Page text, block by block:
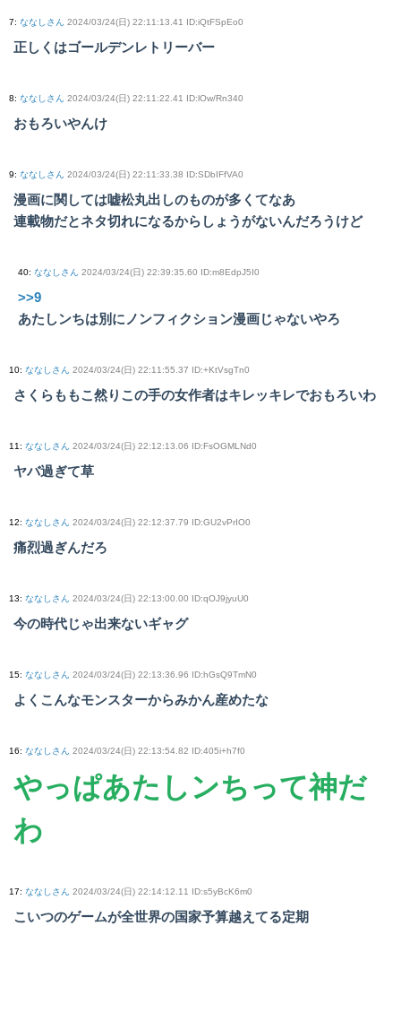
7: ななしさん 2024/03/24(日) 22:11:13.41 ID:iQtFSpEo0
正しくはゴールデンレトリーバー
8: ななしさん 2024/03/24(日) 22:11:22.41 ID:lOw/Rn340
おもろいやんけ
9: ななしさん 2024/03/24(日) 22:11:33.38 ID:SDbIFfVA0
漫画に関しては嘘松丸出しのものが多くてなあ
連載物だとネタ切れになるからしょうがないんだろうけど
40: ななしさん 2024/03/24(日) 22:39:35.60 ID:m8EdpJ5I0
>>9
あたしンちは別にノンフィクション漫画じゃないやろ
10: ななしさん 2024/03/24(日) 22:11:55.37 ID:+KtVsgTn0
さくらももこ然りこの手の女作者はキレッキレでおもろいわ
11: ななしさん 2024/03/24(日) 22:12:13.06 ID:FsOGMLNd0
ヤバ過ぎて草
12: ななしさん 2024/03/24(日) 22:12:37.79 ID:GU2vPrIO0
痛烈過ぎんだろ
13: ななしさん 2024/03/24(日) 22:13:00.00 ID:qOJ9jyuU0
今の時代じゃ出来ないギャグ
15: ななしさん 2024/03/24(日) 22:13:36.96 ID:hGsQ9TmN0
よくこんなモンスターからみかん産めたな
16: ななしさん 2024/03/24(日) 22:13:54.82 ID:405i+h7f0
やっぱあたしンちって神だ
わ
17: ななしさん 2024/03/24(日) 22:14:12.11 ID:s5yBcK6m0
こいつのゲームが全世界の国家予算越えてる定期